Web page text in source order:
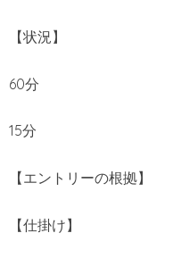
【状況】
60分
15分
【エントリーの根拠】
【仕掛け】